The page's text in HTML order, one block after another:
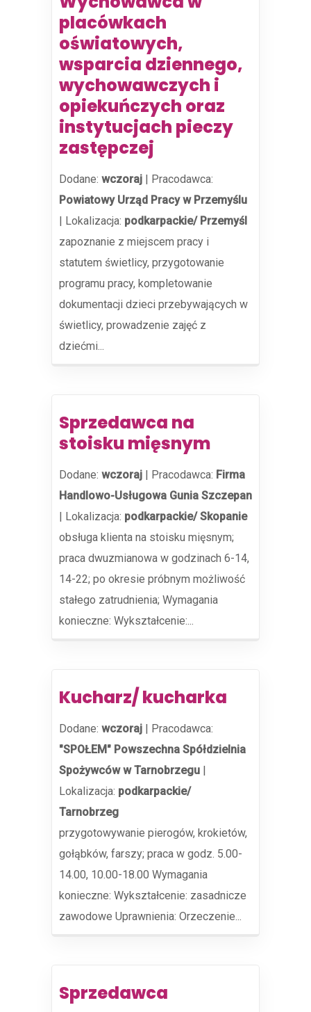
placówkach
oświatowych,
wsparcia dziennego,
wychowawczych i
opiekuńczych oraz
instytucjach pieczy
zastępczej
Dodane: wczoraj | Pracodawca:
Powiatowy Urząd Pracy w Przemyślu
| Lokalizacja: podkarpackie/ Przemyśl
zapoznanie z miejscem pracy i
statutem świetlicy, przygotowanie
programu pracy, kompletowanie
dokumentacji dzieci przebywających w
świetlicy, prowadzenie zajęć z
dziećmi...
Sprzedawca na
stoisku mięsnym
Dodane: wczoraj | Pracodawca: Firma
Handlowo-Usługowa Gunia Szczepan
| Lokalizacja: podkarpackie/ Skopanie
obsługa klienta na stoisku mięsnym;
praca dwuzmianowa w godzinach 6-14,
14-22; po okresie próbnym możliwość
stałego zatrudnienia; Wymagania
konieczne: Wykształcenie:...
Kucharz/ kucharka
Dodane: wczoraj | Pracodawca:
"SPOŁEM" Powszechna Spółdzielnia
Spożywców w Tarnobrzegu |
Lokalizacja: podkarpackie/
Tarnobrzeg
przygotowywanie pierogów, krokietów,
gołąbków, farszy; praca w godz. 5.00-
14.00, 10.00-18.00 Wymagania
konieczne: Wykształcenie: zasadnicze
zawodowe Uprawnienia: Orzeczenie...
Sprzedawca